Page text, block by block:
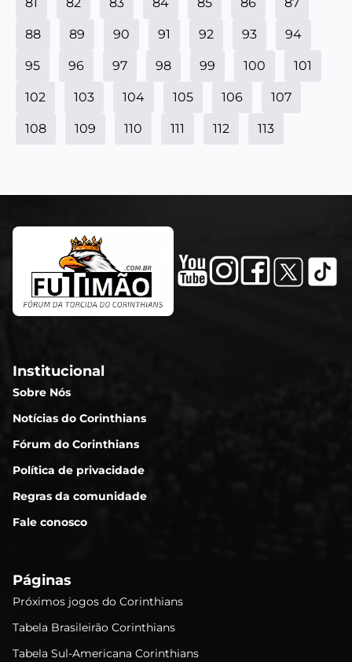
88 89 90 91 92 93 94
95 96 97 98 99 100 101
102 103 104 105 106 107
108 109 110 111 112 113
Institucional
Sobre Nós
Notícias do Corinthians
Fórum do Corinthians
Política de privacidade
Regras da comunidade
Fale conosco
Páginas
Próximos jogos do Corinthians
Tabela Brasileirão Corinthians
Tabela Sul-Americana Corinthians